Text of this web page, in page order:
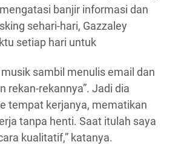
banjir informasi dan
sehari-hari, Gazzaley
setiap hari untuk
sambil menulis email dan
rekan-rekannya”. Jadi dia
tempat kerjanya, mematikan
tanpa henti. Saat itulah saya
kualitatif,” katanya.